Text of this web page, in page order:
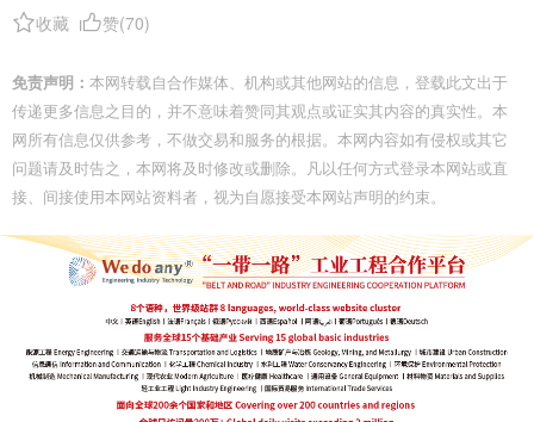
收藏
赞(70)
免责声明： 本网转载自合作媒体、机构或其他网站的信息，登载此文出于
传递更多信息之目的，并不意味着赞同其观点或证实其内容的真实性。本
网所有信息仅供参考，不做交易和服务的根据。本网内容如有侵权或其它
问题请及时告之，本网将及时修改或删除。凡以任何方式登录本网站或直
接、间接使用本网站资料者，视为自愿接受本网站声明的约束。